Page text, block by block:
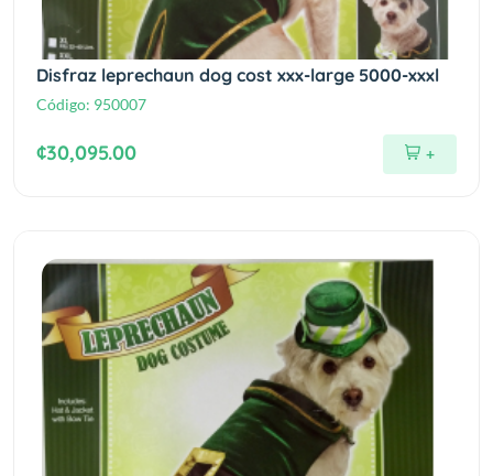
Disfraz leprechaun dog cost xxx-large 5000-xxxl
Código: 950007
¢30,095.00 +